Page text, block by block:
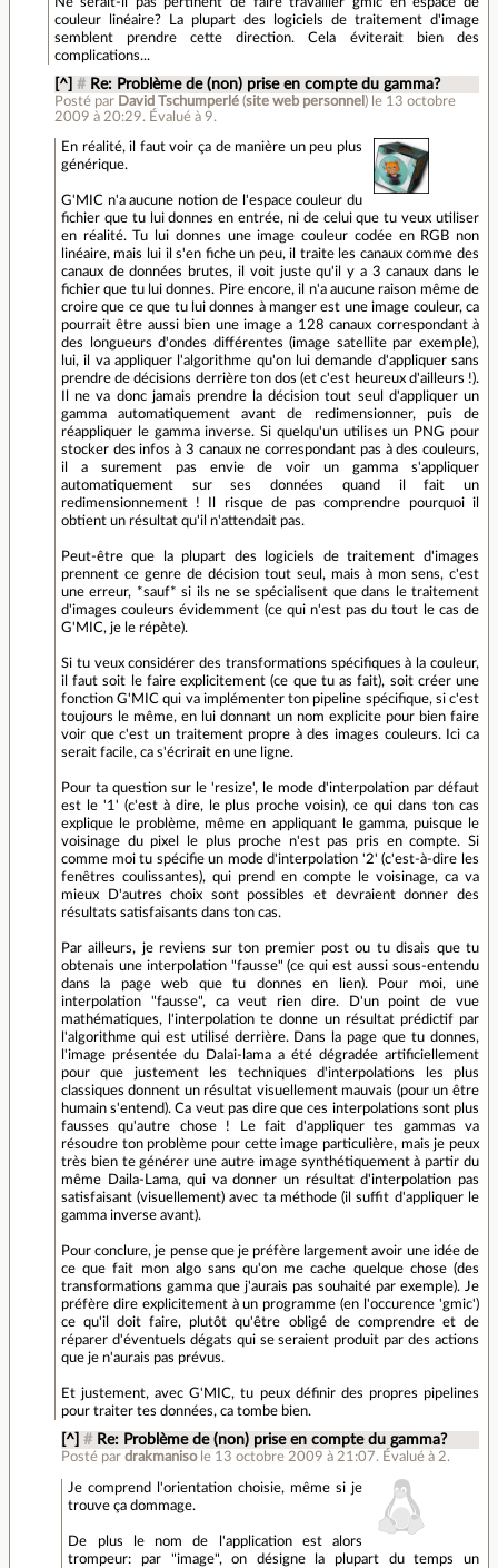
couleur linéaire? La plupart des logiciels de traitement d'image
semblent prendre cette direction. Cela éviterait bien des
complications...
[^] # Re: Problème de (non) prise en compte du gamma?
Posté par David Tschumperlé(site web personnel ) le 13 octobre
2009 à 20:29. Évalué à 9.
En réalité, il faut voir ça de manière un peu plus
générique.
G'MIC n'a aucune notion de l'espace couleur du
fichier que tu lui donnes en entrée, ni de celui que tu veux utiliser
en réalité. Tu lui donnes une image couleur codée en RGB non
linéaire, mais lui il s'en fiche un peu, il traite les canaux comme des
canaux de données brutes, il voit juste qu'il y a 3 canaux dans le
fichier que tu lui donnes. Pire encore, il n'a aucune raison même de
croire que ce que tu lui donnes à manger est une image couleur, ca
pourrait être aussi bien une image a 128 canaux correspondant à
des longueurs d'ondes différentes (image satellite par exemple),
lui, il va appliquer l'algorithme qu'on lui demande d'appliquer sans
prendre de décisions derrière ton dos (et c'est heureux d'ailleurs !).
Il ne va donc jamais prendre la décision tout seul d'appliquer un
gamma automatiquement avant de redimensionner, puis de
réappliquer le gamma inverse. Si quelqu'un utilises un PNG pour
stocker des infos à 3 canaux ne correspondant pas à des couleurs,
il a surement pas envie de voir un gamma s'appliquer
automatiquement sur ses données quand il fait un
redimensionnement ! Il risque de pas comprendre pourquoi il
obtient un résultat qu'il n'attendait pas.
Peut-être que la plupart des logiciels de traitement d'images
prennent ce genre de décision tout seul, mais à mon sens, c'est
une erreur, *sauf* si ils ne se spécialisent que dans le traitement
d'images couleurs évidemment (ce qui n'est pas du tout le cas de
G'MIC, je le répète).
Si tu veux considérer des transformations spécifiques à la couleur,
il faut soit le faire explicitement (ce que tu as fait), soit créer une
fonction G'MIC qui va implémenter ton pipeline spécifique, si c'est
toujours le même, en lui donnant un nom explicite pour bien faire
voir que c'est un traitement propre à des images couleurs. Ici ca
serait facile, ca s'écrirait en une ligne.
Pour ta question sur le 'resize', le mode d'interpolation par défaut
est le '1' (c'est à dire, le plus proche voisin), ce qui dans ton cas
explique le problème, même en appliquant le gamma, puisque le
voisinage du pixel le plus proche n'est pas pris en compte. Si
comme moi tu spécifie un mode d'interpolation '2' (c'est-à-dire les
fenêtres coulissantes), qui prend en compte le voisinage, ca va
mieux D'autres choix sont possibles et devraient donner des
résultats satisfaisants dans ton cas.
Par ailleurs, je reviens sur ton premier post ou tu disais que tu
obtenais une interpolation "fausse" (ce qui est aussi sous-entendu
dans la page web que tu donnes en lien). Pour moi, une
interpolation "fausse", ca veut rien dire. D'un point de vue
mathématiques, l'interpolation te donne un résultat prédictif par
l'algorithme qui est utilisé derrière. Dans la page que tu donnes,
l'image présentée du Dalai-lama a été dégradée artificiellement
pour que justement les techniques d'interpolations les plus
classiques donnent un résultat visuellement mauvais (pour un être
humain s'entend). Ca veut pas dire que ces interpolations sont plus
fausses qu'autre chose ! Le fait d'appliquer tes gammas va
résoudre ton problème pour cette image particulière, mais je peux
très bien te générer une autre image synthétiquement à partir du
même Daila-Lama, qui va donner un résultat d'interpolation pas
satisfaisant (visuellement) avec ta méthode (il suffit d'appliquer le
gamma inverse avant).
Pour conclure, je pense que je préfère largement avoir une idée de
ce que fait mon algo sans qu'on me cache quelque chose (des
transformations gamma que j'aurais pas souhaité par exemple). Je
préfère dire explicitement à un programme (en l'occurence 'gmic')
ce qu'il doit faire, plutôt qu'être obligé de comprendre et de
réparer d'éventuels dégats qui se seraient produit par des actions
que je n'aurais pas prévus.
Et justement, avec G'MIC, tu peux définir des propres pipelines
pour traiter tes données, ca tombe bien.
[^] # Re: Problème de (non) prise en compte du gamma?
Posté pardrakmaniso le 13 octobre 2009 à 21:07. Évalué à 2.
Je comprend l'orientation choisie, même si je
trouve ça dommage.
De plus le nom de l'application est alors
trompeur: par "image", on désigne la plupart du temps un